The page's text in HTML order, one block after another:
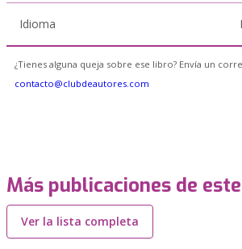
Idioma
¿Tienes alguna queja sobre ese libro? Envía un
contacto@clubdeautores.com
Más publicaciones de
Ver la lista completa